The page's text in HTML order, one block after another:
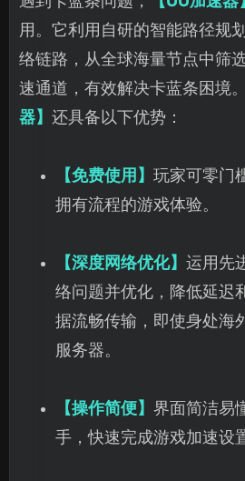
用。它利用自研的智能路径规
络链路，从全球海量节点中筛
速通道，有效解决卡蓝条困境
器】 还具备以下优势：
【免费使用】 玩家可零门
拥有流程的游戏体验。
【深度网络优化】 运用先
络问题并优化，降低延迟
据流畅传输，即使身处海
服务器。
【操作简便】 界面简洁易
手，快速完成游戏加速设